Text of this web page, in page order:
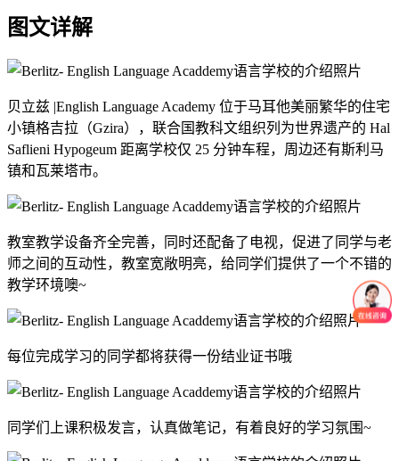
图文详解
贝立兹 |English Language Academy 位于马耳他美丽繁华的住宅
小镇格吉拉（Gzira），联合国教科文组织列为世界遗产的 Hal
Saflieni Hypogeum 距离学校仅 25 分钟车程，周边还有斯利马
镇和瓦莱塔市。
教室教学设备齐全完善，同时还配备了电视，促进了同学与老
师之间的互动性，教室宽敞明亮，给同学们提供了一个不错的
教学环境噢~
每位完成学习的同学都将获得一份结业证书哦
同学们上课积极发言，认真做笔记，有着良好的学习氛围~